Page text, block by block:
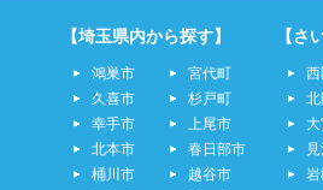
【埼玉県内から探す】
鴻巣市
久喜市
幸手市
北本市
桶川市
宮代町
杉戸町
上尾市
春日部市
越谷市
【さ
西
北
岩